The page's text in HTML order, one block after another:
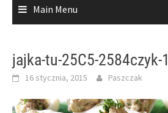
Main Menu
jajka-tu-25C5-2584czyk-1
16 stycznia, 2015 Paszczak